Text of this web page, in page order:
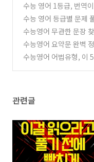
수능 영어 1등급, 번역
하면 충분합니다
(1)
수능 영어 등급별 문제
을 위한 최적의 전략!
(0)
수능영어 무관한 문장
형’이 아니다? 완벽 풀
수능영어 요약문 완벽
과 핵심 비법 대공개
(0)
수능영어 어법유형, 이
관련글